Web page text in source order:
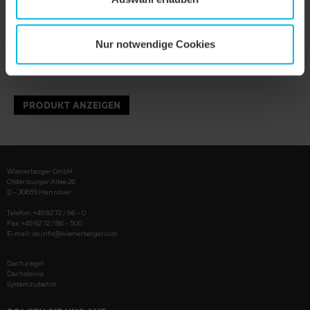
Nur notwendige Cookies
PRODUKT ANZEIGEN
Wienerberger GmbH
Oldenburger Allee 26
D - 30659 Hannover
Telefon: +49 82 72 / 86 - 0
Fax: +49 82 72 / 86 - 500
E-mail: de.info@wienerberger.com
Dachziegel
Dachsteine
Systemzubehör